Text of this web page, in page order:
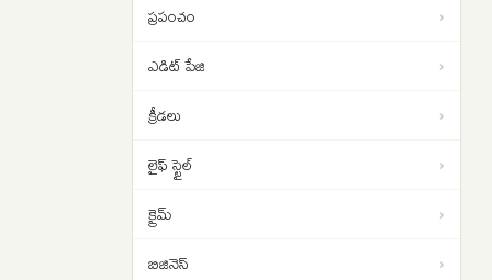
ప్రపంచం ›
ఎడిట్ పేజి ›
క్రీడలు ›
లైఫ్ స్టైల్ ›
క్రైమ్ ›
బిజినెస్ ›